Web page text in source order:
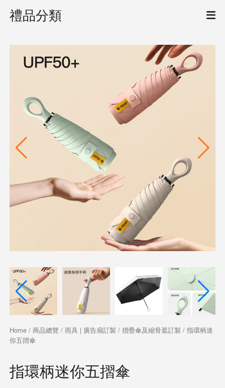
禮品分類
Home/ 商品總覽 / 雨具 | 廣告扇訂製 / 摺疊傘及縮骨遮訂製 / 指環柄迷
你五摺傘
指環柄迷你五摺傘